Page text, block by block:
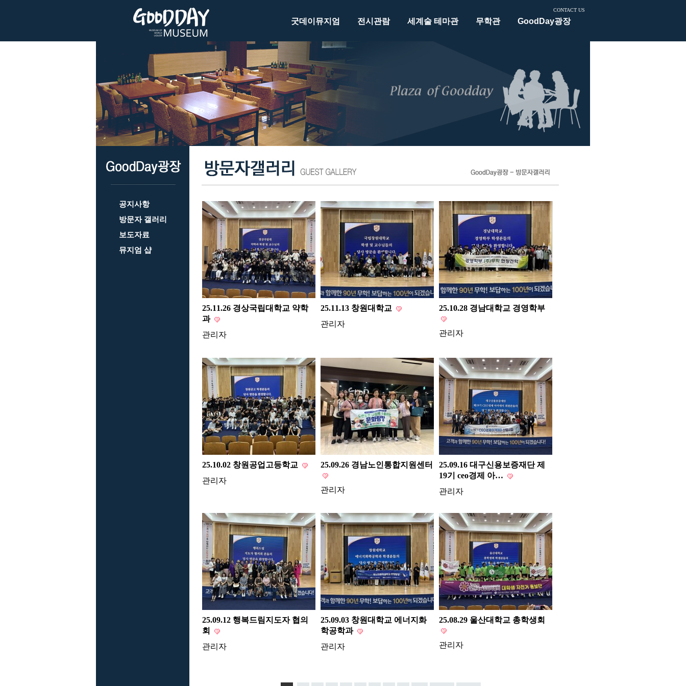
CONTACT US
굿데이뮤지엄 전시관람 세계술 테마관 무학관 GoodDay광장
공지사항
방문자 갤러리
보도자료
뮤지엄 샵
25.11.26 경상국립대학교 약학
과
관리자
25.11.13 창원대학교
관리자
25.10.28 경남대학교 경영학부
관리자
25.10.02 창원공업고등학교
관리자
25.09.26 경남노인통합지원센터
관리자
25.09.16 대구신용보증재단 제
19기 ceo경제 아…
관리자
25.09.12 행복드림지도자 협의
회
관리자
25.09.03 창원대학교 에너지화
학공학과
관리자
25.08.29 울산대학교 총학생회
관리자